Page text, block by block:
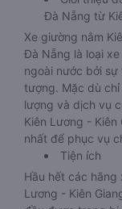
Đà Nẵng từ
Xe giường nằm
Đà Nẵng là loại
ngoài nước bởi sự
tượng. Mặc dù
lượng và dịch vụ
Kiên Lương -
nhất để phục vụ
Tiện ích
Hầu hết các
Lương - Kiên